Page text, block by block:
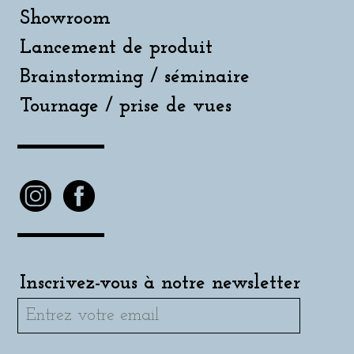
Showroom
Lancement de produit
Brainstorming / séminaire
Tournage / prise de vues
Inscrivez-vous à notre newsletter